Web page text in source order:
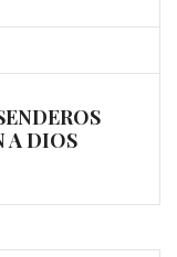
A DIOS